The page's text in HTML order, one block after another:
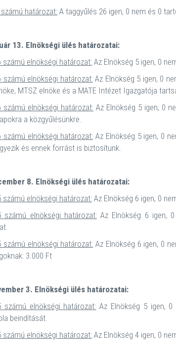
határozat: A taggyűlés 26 igen, 0 nem és 0
13. Elnökségi ülés határozatai:
számú elnökségi határozat: Az Elnökség 5 igen, 0
számú elnökségi határozat:Az Elnökség 5 igen, 0
MTSZ elnöke és a MATE Intézet Igazgatója
számú elnökségi határozat: Az Elnökség 5 igen, 0
a közgyűlésünkre.
számú elnökségi határozat: Az Elnökség 5 igen, 0
és ennek forrást is biztosítunk.
8. Elnökségi ülés határozatai:
számú elnökségi határozat: Az Elnökség 6 igen, 0
számú elnökségi határozat:Az Elnökség 6 igen,
számú elnökségi határozat: Az Elnökség 6 igen, 0
3.000 Ft
3. Elnökségi ülés határozatai:
számú elnökségi határozat: Az Elnökség 5 igen,
beindítását.
számú elnökségi határozat: Az Elnökség 4 igen, 0